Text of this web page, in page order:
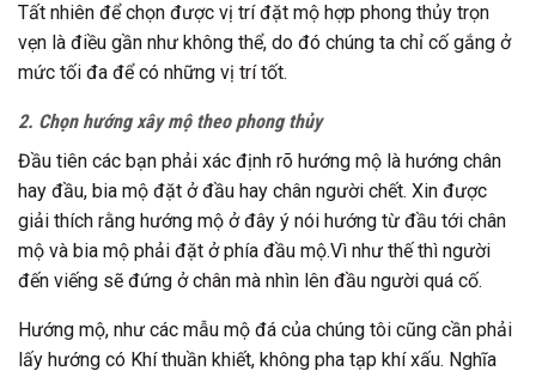
Tất nhiên để chọn được vị trí đặt mộ hợp phong thủy trọn
vẹn là điều gần như không thể, do đó chúng ta chỉ cố gắng ở
mức tối đa để có những vị trí tốt.
2. Chọn hướng xây mộ theo phong thủy
Đầu tiên các bạn phải xác định rõ hướng mộ là hướng chân
hay đầu, bia mộ đặt ở đầu hay chân người chết. Xin được
giải thích rằng hướng mộ ở đây ý nói hướng từ đầu tới chân
mộ và bia mộ phải đặt ở phía đầu mộ.Vì như thế thì người
đến viếng sẽ đứng ở chân mà nhìn lên đầu người quá cố.
Hướng mộ, như các mẫu mộ đá của chúng tôi cũng cần phải
lấy hướng có Khí thuần khiết, không pha tạp khí xấu. Nghĩa